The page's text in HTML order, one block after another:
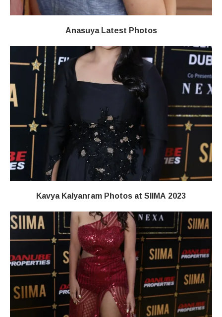
Anasuya Latest Photos
Kavya Kalyanram Photos at SIIMA 2023